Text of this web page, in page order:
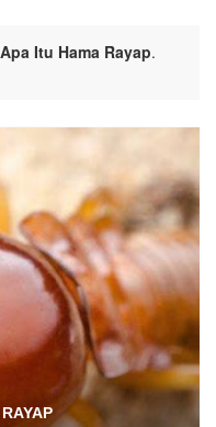
Apa Itu Hama Rayap.